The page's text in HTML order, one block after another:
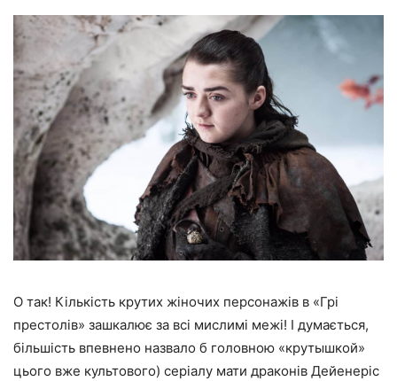
О так! Кількість крутих жіночих персонажів в «Грі
престолів» зашкалює за всі мислимі межі! І думається,
більшість впевнено назвало б головною «крутышкой»
цього вже культового) серіалу мати драконів Дейенеріс